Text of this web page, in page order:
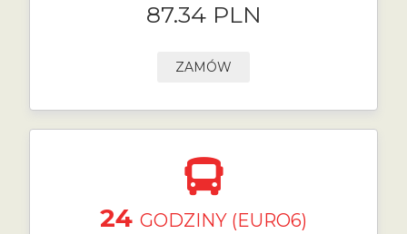
87.34 PLN
ZAMÓW
24 GODZINY (EURO6)